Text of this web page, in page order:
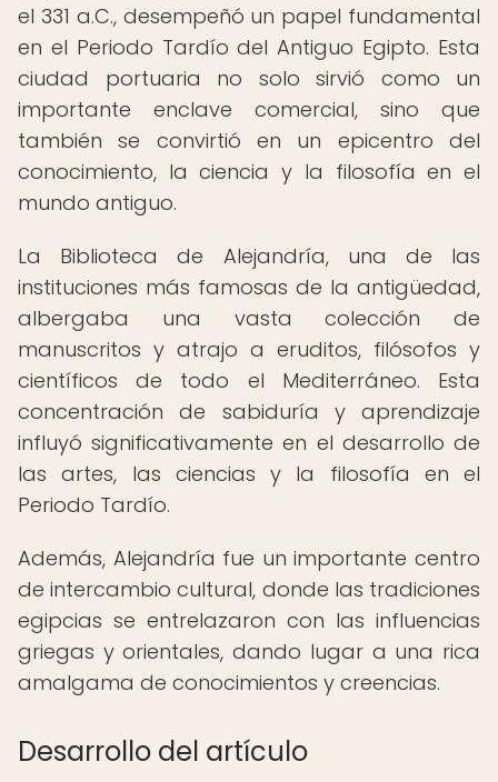
el 331 a.C., desempeñó un papel fundamental
en el Periodo Tardío del Antiguo Egipto. Esta
ciudad portuaria no solo sirvió como un
importante enclave comercial, sino que
también se convirtió en un epicentro del
conocimiento, la ciencia y la filosofía en el
mundo antiguo.
La Biblioteca de Alejandría, una de las
instituciones más famosas de la antigüedad,
albergaba una vasta colección de
manuscritos y atrajo a eruditos, filósofos y
científicos de todo el Mediterráneo. Esta
concentración de sabiduría y aprendizaje
influyó significativamente en el desarrollo de
las artes, las ciencias y la filosofía en el
Periodo Tardío.
Además, Alejandría fue un importante centro
de intercambio cultural, donde las tradiciones
egipcias se entrelazaron con las influencias
griegas y orientales, dando lugar a una rica
amalgama de conocimientos y creencias.
Desarrollo del artículo